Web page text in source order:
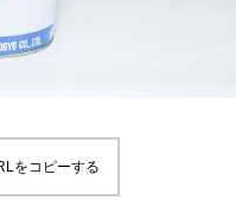
をコピーする